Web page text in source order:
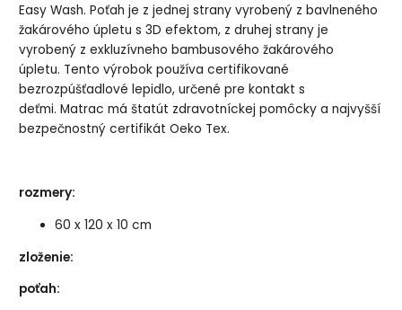
Easy Wash. Poťah je z jednej strany vyrobený z bavlneného
žakárového úpletu s 3D efektom, z druhej strany je
vyrobený z exkluzívneho bambusového žakárového
úpletu. Tento výrobok používa certifikované
bezrozpúšťadlové lepidlo, určené pre kontakt s
deťmi. Matrac má štatút zdravotníckej pomôcky a najvyšší
bezpečnostný certifikát Oeko Tex.
rozmery:
60 x 120 x 10 cm
zloženie:
poťah: